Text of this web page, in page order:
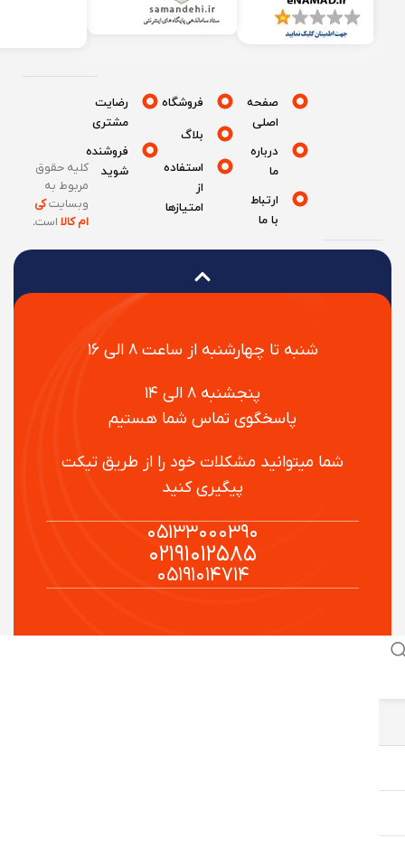
شنبه تا چهارشنبه از ساعت ۸ الی ۱۶
پنجشنبه ۸ الی ۱۴
پاسخگوی تماس شما هستیم
شما میتوانید مشکلات خود را از طریق تیکت
پیگیری کنید
۰۵۱۳۳۰۰۰۳۹۰
۰۲۱۹۱۰۱۲۵۸۵
۰۵۱۹۱۰۱۴۷۱۴
صفحه
درباره
ارتباط
فروشگاه
بلاگ
استفاده
امتیازها
رضایت
مشتری
فروشنده
شوید
کلیه حقوق
مربوط به
وبسایتکی
ام کالااست.